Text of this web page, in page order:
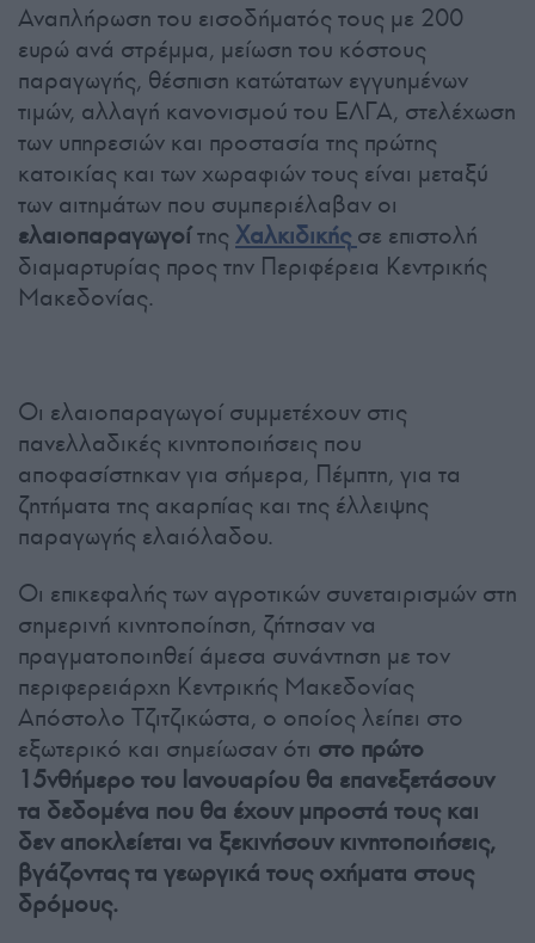
Αναπλήρωση του εισοδήματός τους με 200
ευρώ ανά στρέμμα, μείωση του κόστους
παραγωγής, θέσπιση κατώτατων εγγυημένων
τιμών, αλλαγή κανονισμού του ΕΛΓΑ, στελέχωση
των υπηρεσιών και προστασία της πρώτης
κατοικίας και των χωραφιών τους είναι μεταξύ
των αιτημάτων που συμπεριέλαβαν οι
ελαιοπαραγωγοίτης Χαλκιδικής σε επιστολή
διαμαρτυρίας προς την Περιφέρεια Κεντρικής
Μακεδονίας.
Οι ελαιοπαραγωγοί συμμετέχουν στις
πανελλαδικές κινητοποιήσεις που
αποφασίστηκαν για σήμερα, Πέμπτη, για τα
ζητήματα της ακαρπίας και της έλλειψης
παραγωγής ελαιόλαδου.
Οι επικεφαλής των αγροτικών συνεταιρισμών στη
σημερινή κινητοποίηση, ζήτησαν να
πραγματοποιηθεί άμεσα συνάντηση με τον
περιφερειάρχη Κεντρικής Μακεδονίας
Απόστολο Τζιτζικώστα, ο οποίος λείπει στο
εξωτερικό και σημείωσαν ότι στο πρώτο
15νθήμερο του Ιανουαρίου θα επανεξετάσουν
τα δεδομένα που θα έχουν μπροστά τους και
δεν αποκλείεται να ξεκινήσουν κινητοποιήσεις,
βγάζοντας τα γεωργικά τους οχήματα στους
δρόμους.